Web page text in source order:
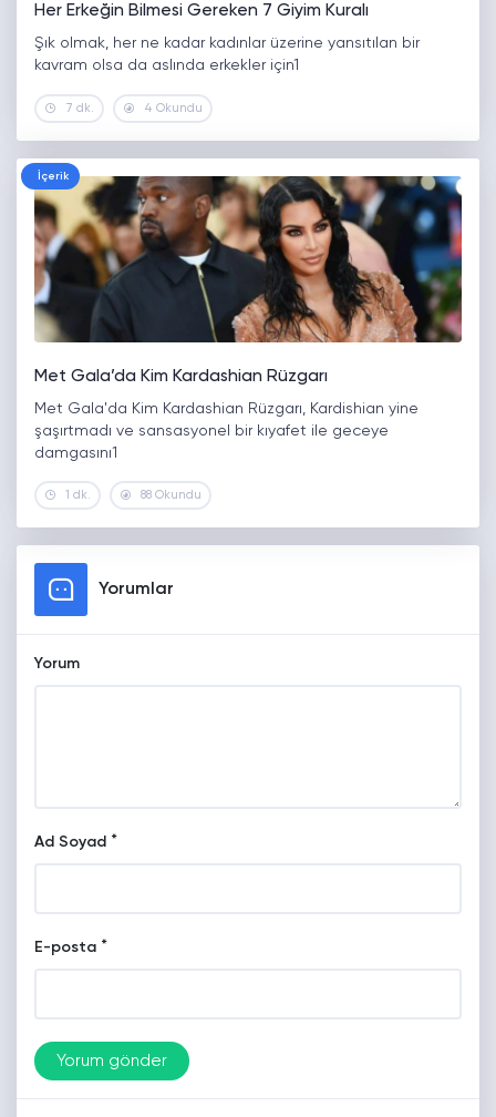
Her Erkeğin Bilmesi Gereken 7 Giyim Kuralı
Şık olmak, her ne kadar kadınlar üzerine yansıtılan bir
kavram olsa da aslında erkekler için1
7 dk. 4 Okundu
İçerik
Met Gala’da Kim Kardashian Rüzgarı
Met Gala'da Kim Kardashian Rüzgarı, Kardishian yine
şaşırtmadı ve sansasyonel bir kıyafet ile geceye
damgasını1
1 dk. 88 Okundu
Yorumlar
Yorum
Ad Soyad *
E-posta *